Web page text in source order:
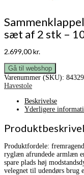
sæt af 2 stk –
2.699,00kr.
Gå til webshop
Varenummer (SKU):
Havestole
Beskrivelse
Yderligere
Produktfordele:
ryglæn afrundede armlæn
spare plads høj
velegnet til udendørs brug